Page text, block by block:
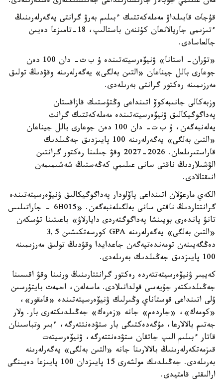
قۇجات قابىلداۋ مەملەكەتتىك ءبىلىم بەرۋ گرانتى يەگەرلەرىنىڭ
ءتىزىمى جاريالانعان كۇننەن باستالىپ، 18-تامىزعا دەيىن
جالعاسادى.
«تۇران- استانا» ۋنيۆەرسيتەتىندە ۇ ب ت- دان 100 دەن
جوعارى بالل جيناعان «التىن بەلگى» يەگەرلەرىنە وقۋدىڭ تولىق
مەرزىمىنە رەكتور گرانتى بەرىلەدى.
وزبەكالى جانىبەكوۆ اتىنداعى وڭتۇستىك قازاقستان
پەداگوگيكالىق ۋنيۆەرسيتەتىندە مەملەكەتتىك گرانت
يەلەنبەگەن، ۇ ب ت- دان 100 دەن جوعارى بالل جيناعان
«التىن بەلگى» يەگەرلەرىنە 100 پايىزدىق جەڭىلدىك
قاراستىرىلعان. 2026-2027 وقۋ جىلىنا رەكتور گرانتىن
الۋشىلاردىڭ ناقتى سانى عىلىمي كەڭەستىڭ شەشىمىمەن
انىقتالادى.
الكەي مارعۇلان اتىنداعى پاۆلودار پەداگوگيكالىق ۋنيۆەرسيتەتىندە
گرانتتاردىڭ ناقتى سانى بەلگىلەنبەگەن. «6B015 - جاراتىلىس
تانۋ پاندەرى بويىنشا پەداگوگتەردى دايارلاۋ» باعىتىنا تۇسكەن
«التىن بەلگى» يەگەرلەرىنە GPA كورسەتكىشىن 3,5
دەڭگەيىنەن تومەندەتپەگەن جاعدايدا وقۋدىڭ تولىق مەرزىمىنە
100 پايىزدىق جەڭىلدىك بەرىلەدى.
كەيبىر ۋنيۆەرسيتەتتەردە رەكتور گرانتتارىنىڭ ورنىنا وقۋ اقىسىنا
جەڭىلدىكتەر جۇيەسى قولدانىلادى. ماسەلەن، احمەت بايتۇرسىن
ۇلى اتىنداعى قوستاناي وڭىرلىك ۋنيۆەرسيتەتىندە «قامقور»،
«كومەك»، «جاردەم» جانە «زەرەك» جەڭىلدىكتەرى بار. ولار
جەتىم بالالارعا، مۇگەدەكتىگى بار ستۋدەنتتەرگە، ءبىر وتباسىنان
قاتار ءبىلىم الىپ جاتقان ستۋدەنتتەرگە، ۋنيۆەرسيتەت
قىزمەتكەرلەرىنىڭ بالالارىنا جانە «التىن بەلگى» يەگەرلەرىنە
بەرىلەدى. جەڭىلدىك مولشەرى 15 پايىزدان 100 پايىزعا دەيىنگى
ارالىقتى قامتيدى.